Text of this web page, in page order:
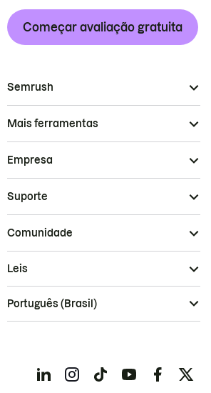
Começar avaliação gratuita
Semrush
Mais ferramentas
Empresa
Suporte
Comunidade
Leis
Português (Brasil)